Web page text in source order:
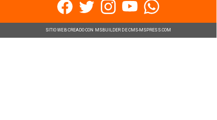
SITIO WEB CREADO CON MSBUILDER DE CMS-MSPRESS.COM